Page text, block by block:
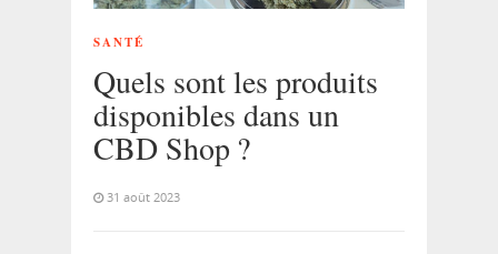
SANTÉ
Quels sont les produits
disponibles dans un
CBD Shop ?
31 août 2023